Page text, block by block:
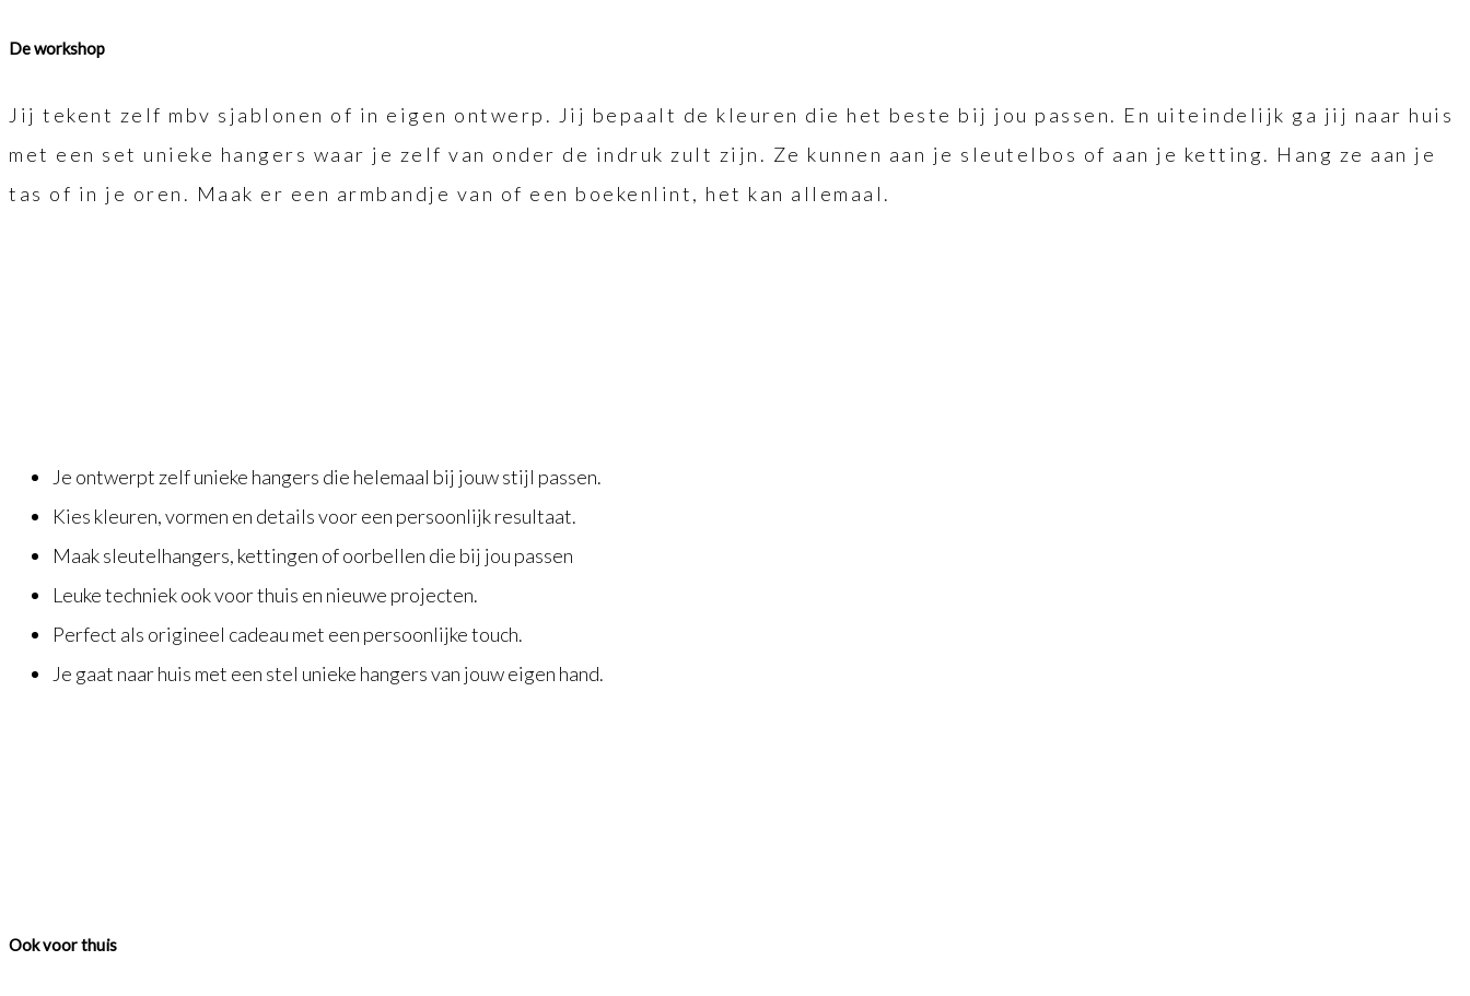
De workshop
Jij tekent zelf mbv sjablonen of in eigen ontwerp. Jij bepaalt de kleuren die het beste bij jou passen. En uiteindelijk ga jij naar huis
met een set unieke hangers waar je zelf van onder de indruk zult zijn. Ze kunnen aan je sleutelbos of aan je ketting. Hang ze aan je
tas of in je oren. Maak er een armbandje van of een boekenlint, het kan allemaal.
Je ontwerpt zelf unieke hangers die helemaal bij jouw stijl passen.
Kies kleuren, vormen en details voor een persoonlijk resultaat.
Maak sleutelhangers, kettingen of oorbellen die bij jou passen
Leuke techniek ook voor thuis en nieuwe projecten.
Perfect als origineel cadeau met een persoonlijke touch.
Je gaat naar huis met een stel unieke hangers van jouw eigen hand.
Ook voor thuis